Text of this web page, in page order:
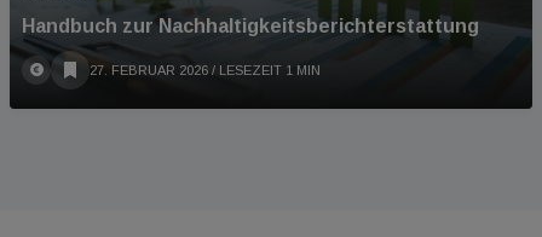
Handbuch zur Nachhaltigkeitsberichterstattung
27. FEBRUAR 2026 / LESEZEIT 1 MIN